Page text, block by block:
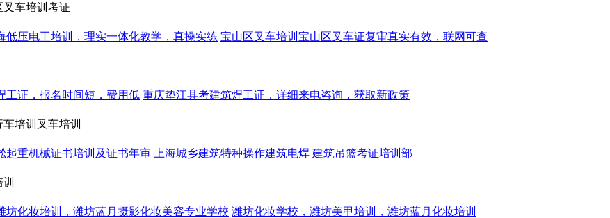
车培训考证
低压电工培训，理实一体化教学，真操实练 宝山区叉车培训宝山区叉车证复审真实有效，联网可查
工证，报名时间短，费用低 重庆垫江县考建筑焊工证，详细来电咨询，获取新政策
培训叉车培训
起重机械证书培训及证书年审 上海城乡建筑特种操作建筑电焊 建筑吊篮考证培训部
坊化妆培训，潍坊蓝月摄影化妆美容专业学校 潍坊化妆学校，潍坊美甲培训，潍坊蓝月化妆培训